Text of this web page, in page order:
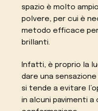
spazio è molto
polvere, per cui è
metodo efficace
brillanti.
Infatti, è proprio la
dare una
si tende a evitare
in alcuni pavimenti a